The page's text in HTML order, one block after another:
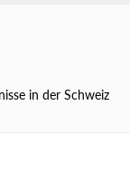
in der Schweiz